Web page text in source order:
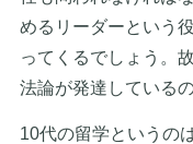
めるリーダーという
ってくるでしょう。
法論が発達している
10代の留学というの